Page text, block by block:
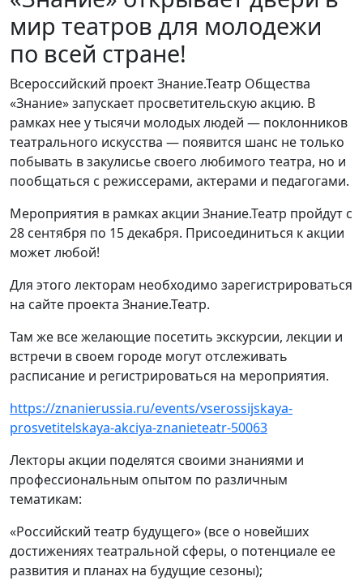
мир театров для молодежи
по всей стране!
Всероссийский проект Знание.Театр Общества
«Знание» запускает просветительскую акцию. В
рамках нее у тысячи молодых людей — поклонников
театрального искусства — появится шанс не только
побывать в закулисье своего любимого театра, но и
пообщаться с режиссерами, актерами и педагогами.
Мероприятия в рамках акции Знание.Театр пройдут с
28 сентября по 15 декабря. Присоединиться к акции
может любой!
Для этого лекторам необходимо зарегистрироваться
на сайте проекта Знание.Театр.
Там же все желающие посетить экскурсии, лекции и
встречи в своем городе могут отслеживать
расписание и регистрироваться на мероприятия.
https://znanierussia.ru/events/vserossijskaya-
prosvetitelskaya-akciya-znanieteatr-50063
Лекторы акции поделятся своими знаниями и
профессиональным опытом по различным
тематикам:
«Российский театр будущего» (все о новейших
достижениях театральной сферы, о потенциале ее
развития и планах на будущие сезоны);